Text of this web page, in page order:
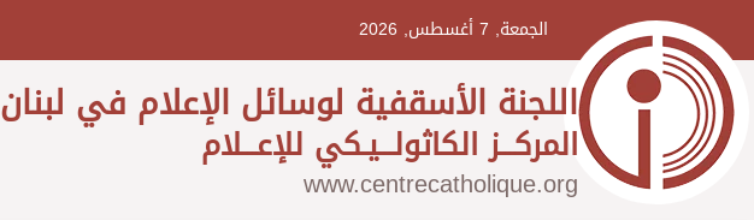
الجمعة, 7 أغسطس, 2026
اللجنة الأسقفية لوسائل الإعلام في لبنان
المركـــز الكاثولـــيـكي للإعـــلام
www.centrecatholique.org